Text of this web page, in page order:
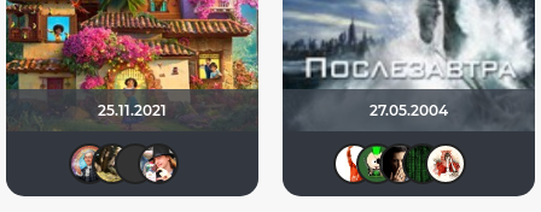
25.11.2021
Vikkaviktoriy
nothingtown_hero
27.05.2004
Nova55